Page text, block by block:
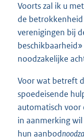
Voorts zal ik u
de
verenigingen bij
noodzakelijke
Voor wat betreft
spoedeisende
automatisch voor
in aanmerking
hun aanbod